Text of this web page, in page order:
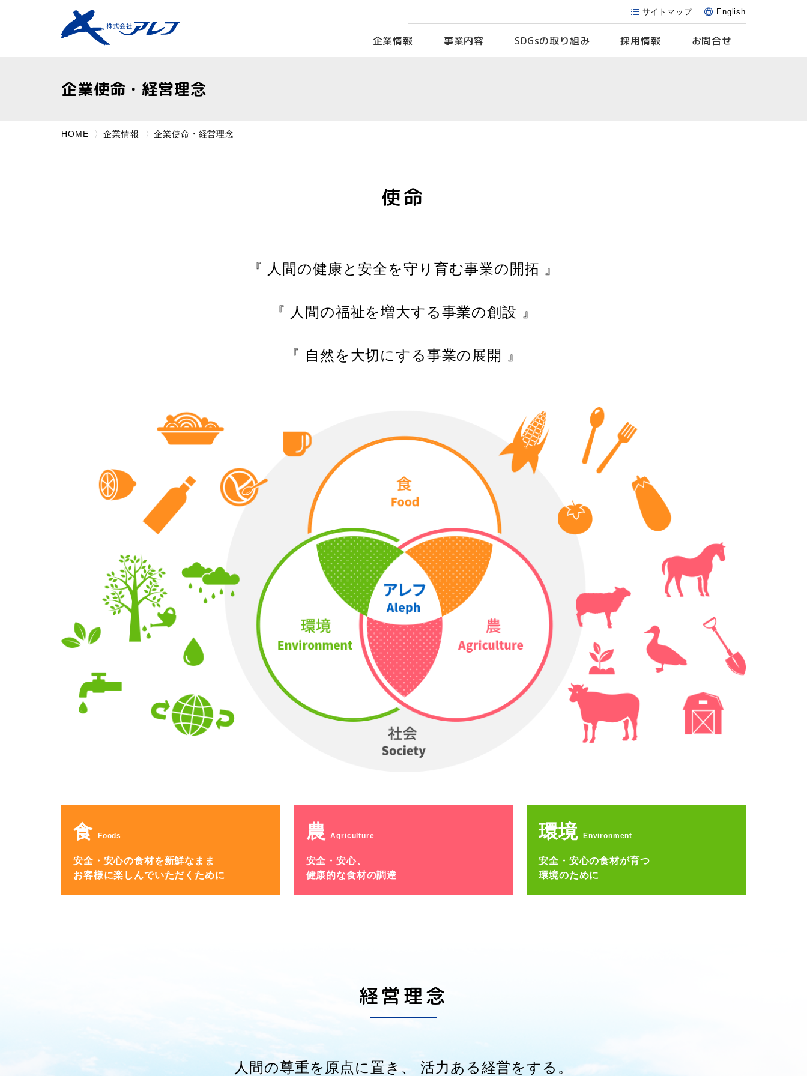
サイトマップ English
企業情報 事業内容 SDGsの取り組み 採用情報 お問合せ
企業使命・経営理念
HOME 企業情報 企業使命・経営理念
使命
『 人間の健康と安全を守り育む事業の開拓 』
『 人間の福祉を増大する事業の創設 』
『 自然を大切にする事業の展開 』
食 Foods
安全・安心の食材を新鮮なまま
お客様に楽しんでいただくために
農 Agriculture
安全・安心、
健康的な食材の調達
環境 Environment
安全・安心の食材が育つ
環境のために
経営理念
人間の尊重を原点に置き、活力ある経営をする。